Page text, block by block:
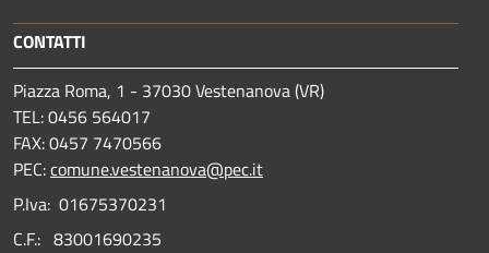
CONTATTI
Piazza Roma, 1 - 37030 Vestenanova (VR)
TEL: 0456 564017
FAX: 0457 7470566
PEC:comune.vestenanova@pec.it
P.Iva: 01675370231
C.F.: 83001690235